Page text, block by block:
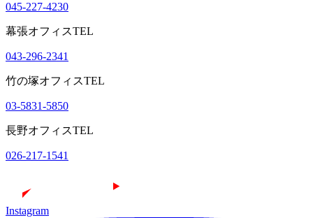
045-227-4230
幕張オフィスTEL
043-296-2341
竹の塚オフィスTEL
03-5831-5850
長野オフィスTEL
026-217-1541
Instagram